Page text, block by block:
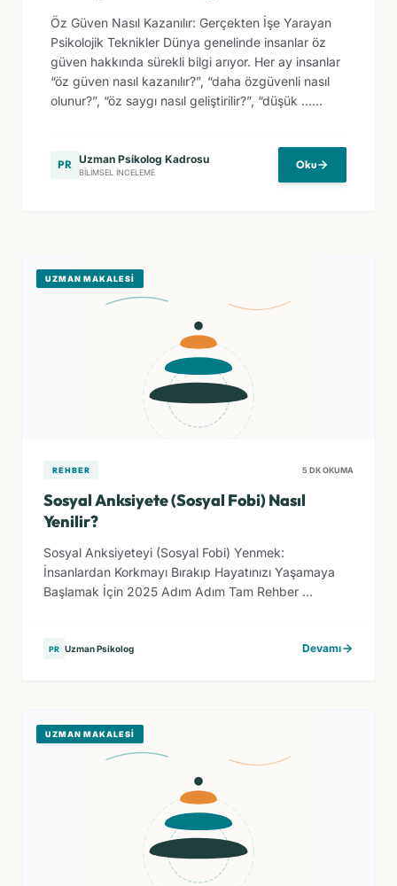
Öz Güven Nasıl Kazanılır: Gerçekten İşe Yarayan
Psikolojik Teknikler Dünya genelinde insanlar öz
güven hakkında sürekli bilgi arıyor. Her ay insanlar
“öz güven nasıl kazanılır?”, “daha özgüvenli nasıl
olunur?”, “öz saygı nasıl geliştirilir?”, “düşük ......
PR Uzman Psikolog Kadrosu
BILIMSEL İNCELEME
Oku
UZMAN MAKALESI
REHBER 5 DK OKUMA
Sosyal Anksiyete (Sosyal Fobi) Nasıl
Yenilir?
Sosyal Anksiyeteyi (Sosyal Fobi) Yenmek:
İnsanlardan Korkmayı Bırakıp Hayatınızı Yaşamaya
Başlamak İçin 2025 Adım Adım Tam Rehber ...
PR Uzman Psikolog Devamı
UZMAN MAKALESI